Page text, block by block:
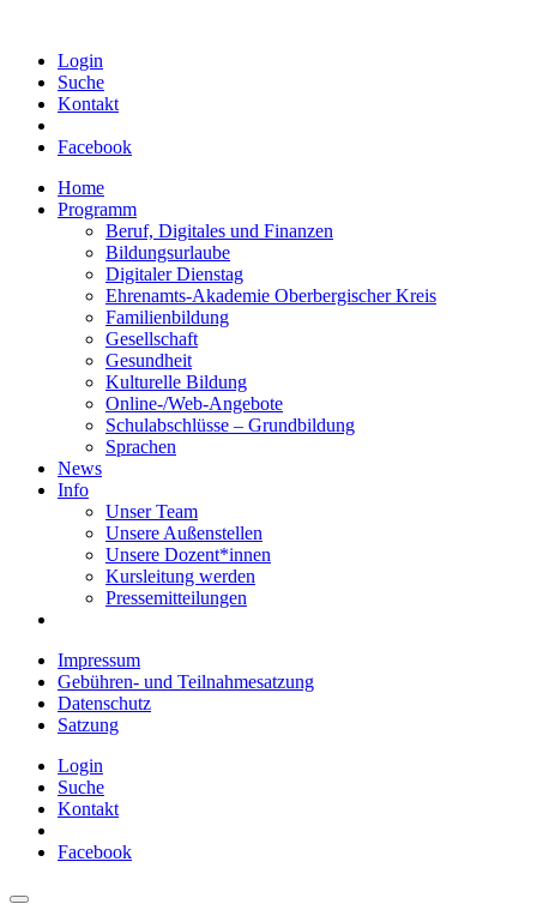
Login
Suche
Kontakt
Facebook
Home
Programm
Beruf, Digitales und Finanzen
Bildungsurlaube
Digitaler Dienstag
Ehrenamts-Akademie Oberbergischer Kreis
Familienbildung
Gesellschaft
Gesundheit
Kulturelle Bildung
Online-/Web-Angebote
Schulabschlüsse – Grundbildung
Sprachen
News
Info
Unser Team
Unsere Außenstellen
Unsere Dozent*innen
Kursleitung werden
Pressemitteilungen
Impressum
Gebühren- und Teilnahmesatzung
Datenschutz
Satzung
Login
Suche
Kontakt
Facebook